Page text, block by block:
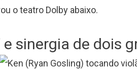
o teatro Dolby abaixo.
e sinergia de dois